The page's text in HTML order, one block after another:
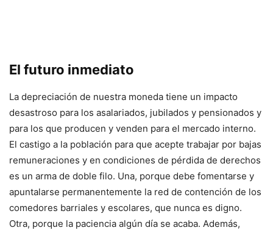
El futuro inmediato
La depreciación de nuestra moneda tiene un impacto
desastroso para los asalariados, jubilados y pensionados y
para los que producen y venden para el mercado interno.
El castigo a la población para que acepte trabajar por bajas
remuneraciones y en condiciones de pérdida de derechos
es un arma de doble filo. Una, porque debe fomentarse y
apuntalarse permanentemente la red de contención de los
comedores barriales y escolares, que nunca es digno.
Otra, porque la paciencia algún día se acaba. Además,